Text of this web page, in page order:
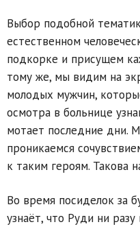
Выбор подобной
естественном
подкорке и присущем
тому же, мы видим на
молодых мужчин,
осмотра в больнице
мотает последние дни.
проникаемся
к таким героям. Такова
Во время посиделок за
узнаёт, что Руди ни